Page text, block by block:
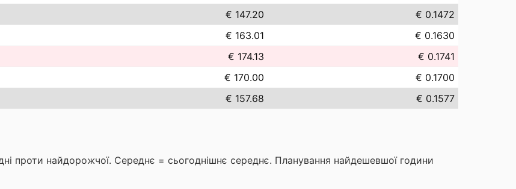
€ 147.20
€ 0.1472
€ 163.01
€ 0.1630
€ 174.13
€ 0.1741
€ 170.00
€ 0.1700
€ 157.68 € 0.1577
проти найдорожчої. Середнє = сьогоднішнє середнє. Планування найдешевшої години